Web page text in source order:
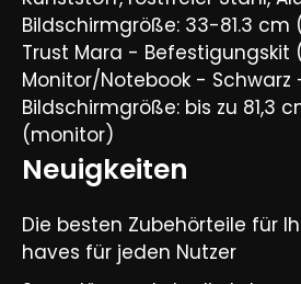
Bildschirmgröße: 33-81.3 cm
Trust Mara -
Monitor/Notebook - Schwarz
Bildschirmgröße: bis zu 81,3
(monitor)
Neuigkeiten
Die besten Zubehörteile für
haves für jeden Nutzer